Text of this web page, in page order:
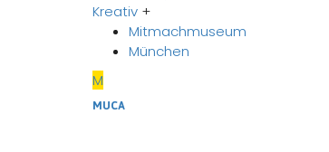
Kreativ +
Mitmachmuseum
München
M
MUCA